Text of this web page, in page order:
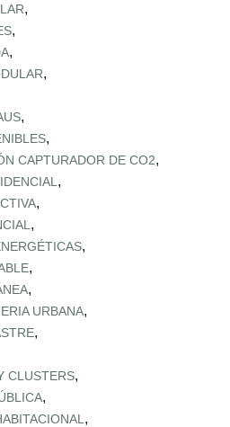
,
,
,
,
,
,
CAPTURADOR DE CO2,
,
,
,
,
,
,
URBANA,
,
CLUSTERS,
,
,